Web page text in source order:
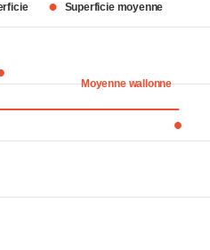
Moyenne wallonne
Superficie moyenne